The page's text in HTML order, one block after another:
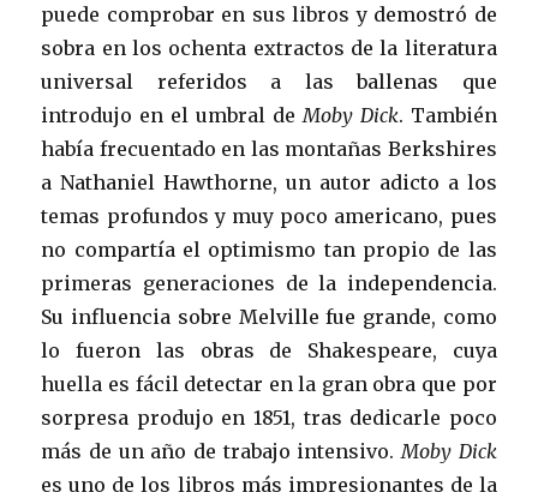
puede comprobar en sus libros y demostró de
sobra en los ochenta extractos de la literatura
universal referidos a las ballenas que
introdujo en el umbral de Moby Dick. También
había frecuentado en las montañas Berkshires
a Nathaniel Hawthorne, un autor adicto a los
temas profundos y muy poco americano, pues
no compartía el optimismo tan propio de las
primeras generaciones de la independencia.
Su influencia sobre Melville fue grande, como
lo fueron las obras de Shakespeare, cuya
huella es fácil detectar en la gran obra que por
sorpresa produjo en 1851, tras dedicarle poco
más de un año de trabajo intensivo. Moby Dick
es uno de los libros más impresionantes de la